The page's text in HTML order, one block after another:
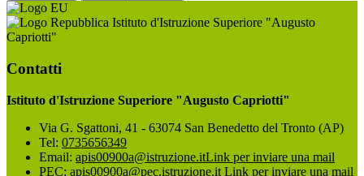
Istituto d'Istruzione Superiore "Augusto
Capriotti"
Contatti
Istituto d'Istruzione Superiore "Augusto Capriotti"
Via G. Sgattoni, 41 - 63074 San Benedetto del Tronto (AP)
Tel: 0735656349
Email: apis00900a@istruzione.itLink per inviare una mail
PEC: apis00900a@pec.istruzione.it Link per inviare una mail